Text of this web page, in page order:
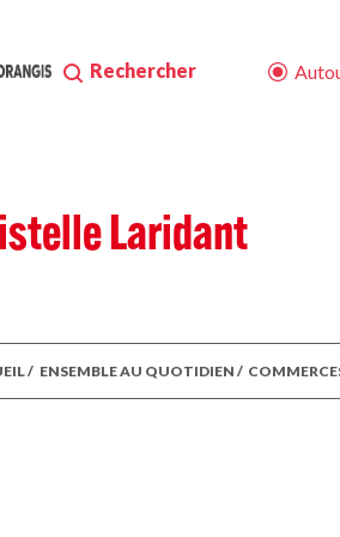
Rechercher
Laridant
/ ENSEMBLE AU QUOTIDIEN /